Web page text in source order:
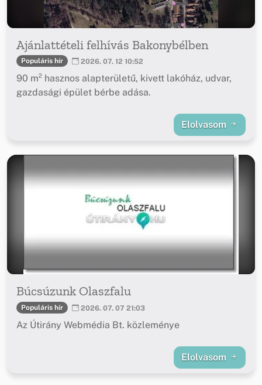
Ajánlattételi felhívás Bakonybélben
Populáris hír 2026. 07. 12 10:52
90 m² hasznos alapterületű, kivett lakóház, udvar,
gazdasági épület bérbe adása.
Elolvasom
Búcsúzunk Olaszfalu
Populáris hír 2026. 07. 07 21:03
Az Útirány Webmédia Bt. közleménye
Elolvasom